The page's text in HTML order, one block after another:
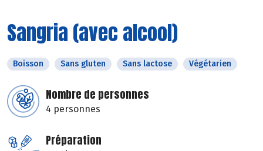
Sangria (avec alcool)
Boisson Sans gluten Sans lactose Végétarien
Nombre de personnes
4 personnes
Préparation